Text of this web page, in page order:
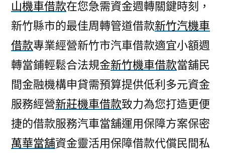
山機車借款在您急需資金週轉關鍵時刻，
新竹縣市的最佳周轉管道借款新竹汽機車
借款專業經營新竹市汽車借款適宜小額週
轉當鋪輕鬆合法規金新竹機車借款當舖民
間金融機構申貸需預算提供低利多元資金
服務經營新莊機車借款致力為您打造更便
捷的借款服務汽車當舖運用保障方案保密
萬華當舖資金靈活用保障借款代償民間私